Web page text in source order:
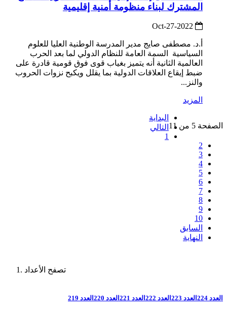
المشترك لبناء منظومة أمنية إقليمية
أ.د. مصطفى صايج مدير المدرسة الوطنية العليا للعلوم
السياسية السمة العامة للنظام الدولي لما بعد الحرب
العالمية الثانية أنه يتميز بغياب قوى فوق قومية قادرة على
ضبط إيقاع العلاقات الدولية بما يقلل ويكبح نزوات الحروب
والنز...
المزيد
الصفحة 5 من 11
البداية
التالي
1
2
3
4
5
6
7
8
9
10
السابق
النهاية
تصفح الأعداد
العدد 224 العدد 223 العدد 222 العدد 221 العدد 220 العدد 219